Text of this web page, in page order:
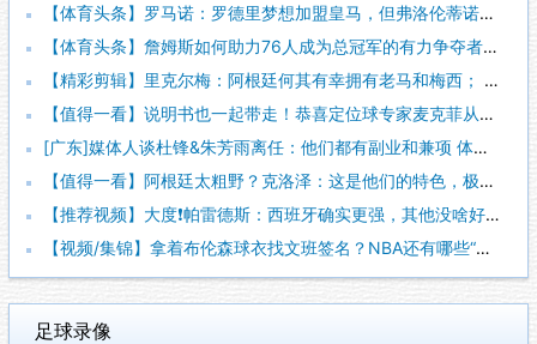
【体育头条】罗马诺：罗德里梦想加盟皇马，但弗洛伦蒂诺尚未批准
【体育头条】詹姆斯如何助力76人成为总冠军的有力争夺者？组织
【精彩剪辑】里克尔梅：阿根廷何其有幸拥有老马和梅西； 体力充
【值得一看】说明书也一起带走！恭喜定位球专家麦克菲从维拉转投
[广东]媒体人谈杜锋&朱芳雨离任：他们都有副业和兼项 体育唯
【值得一看】阿根廷太粗野？克洛泽：这是他们的特色，极其强调对
【推荐视频】大度❗️帕雷德斯：西班牙确实更强，其他没啥好辟谣
【视频/集锦】拿着布伦森球衣找文班签名？NBA还有哪些“贴脸
足球录像